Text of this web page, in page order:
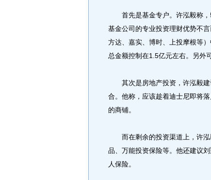
首先是基金专户。许泓毅称，
基金公司的专业投资理财优势不
方达、嘉实、博时、上投摩根等
总金额控制在1.5亿元左右。另外
其次是房地产投资，许泓毅建
合。他称，应该趁着迪士尼即将
的商铺。
而在剩余的投资渠道上，许泓
品、万能投资保险等。他还建议
人保险。